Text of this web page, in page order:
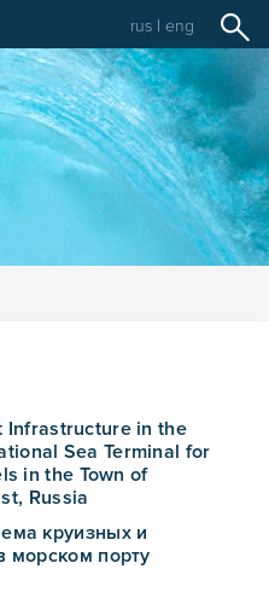
rus | eng
Infrastructure in the
Sea Terminal for
in the Town of
Russia
круизных и
морском порту